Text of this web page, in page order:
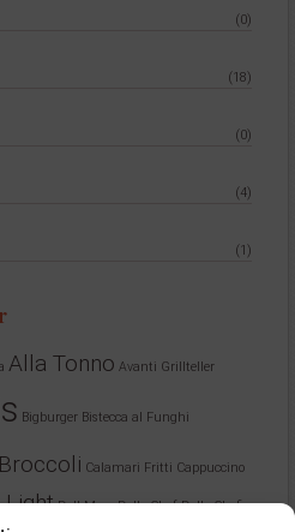
(0)
(18)
(0)
(4)
(1)
Alla Tonno Avanti Grillteller
Bigburger Bistecca al Funghi
Broccoli Calamari Fritti Cappuccino
Light Dell Mare Dello Chef Dello Chefin